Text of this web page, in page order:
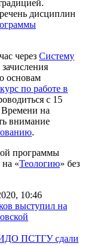
дисциплин
через Систему
основам
по работе в
с 15
Времени на
внимание
.
программы
на «Теологию» без
10:46
выступил на
ИДО ПСТГУ сдали